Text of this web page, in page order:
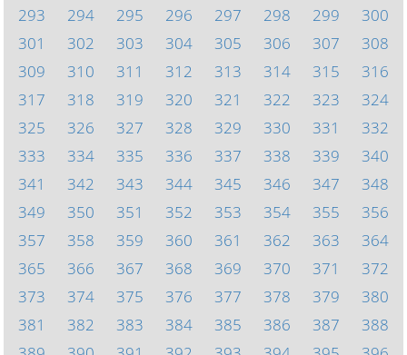
293
294 295 296 297 298 299
300
301
302 303 304 305 306 307
308
309
310 311 312 313 314 315
316
317
318 319 320 321 322 323
324
325
326 327 328 329 330 331
332
333
334 335 336 337 338 339
340
341
342 343 344 345 346 347
348
349
350 351 352 353 354 355
356
357
358 359 360 361 362 363
364
365
366 367 368 369 370 371
372
373
374 375 376 377 378 379
380
381
382 383 384 385 386 387
388